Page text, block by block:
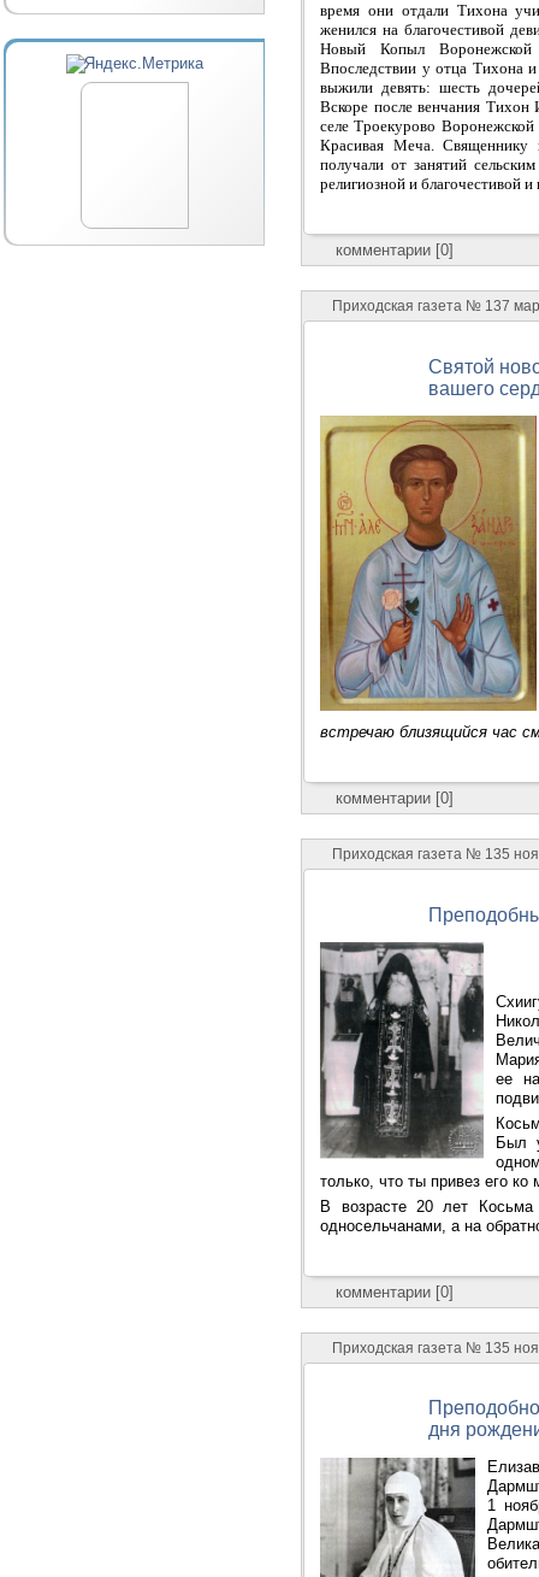
время они отдали Тихона
женился на благочестивой
Новый Копыл Воронежской
Впоследствии у отца Тихона
выжили девять: шесть
Вскоре после венчания
селе Троекурово Воронежской
Красивая Меча.
получали от занятий
религиозной и благочестивой
комментарии [0]
Приходская газета № 137
Святой
вашего
встречаю близящийся час
комментарии [0]
Приходская газета № 135
ее
Был
только, что ты привез его
В возрасте 20 лет
односельчанами, а на
комментарии [0]
Приходская газета № 135
дня
1